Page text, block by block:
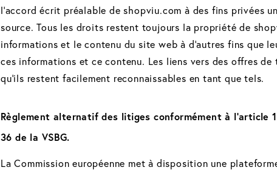
l'accord écrit préalable de shopviu.com à des fins privées
source. Tous les droits restent toujours la propriété de
informations et le contenu du site web à d'autres fins que
ces informations et ce contenu. Les liens vers des offres
qu'ils restent facilement reconnaissables en tant que tels.
Règlement alternatif des litiges conformément à l'article
36 de la VSBG.
La Commission européenne met à disposition une